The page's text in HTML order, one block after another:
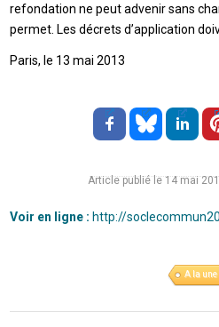
refondation ne peut advenir sans
permet. Les décrets d’application
Paris, le 13 mai 2013
Article publié le 14 mai
Voir en ligne : http://
A la une